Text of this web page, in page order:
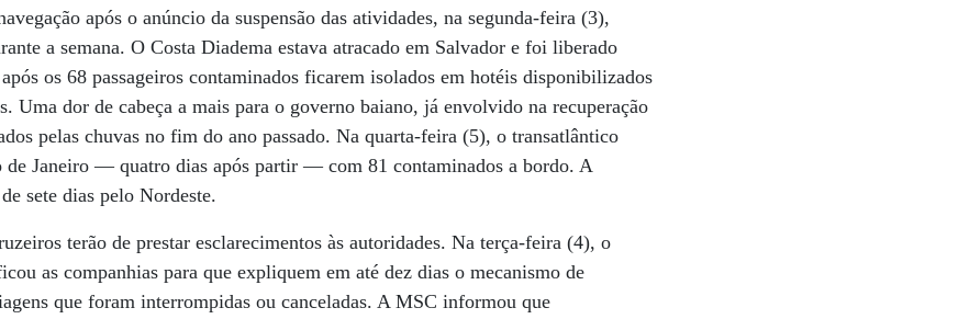
após o anúncio da suspensão das atividades, na segunda-feira (3),
a semana. O Costa Diadema estava atracado em Salvador e foi liberado
os 68 passageiros contaminados ficarem isolados em hotéis disponibilizados
Uma dor de cabeça a mais para o governo baiano, já envolvido na recuperação
pelas chuvas no fim do ano passado. Na quarta-feira (5), o transatlântico
de Janeiro — quatro dias após partir — com 81 contaminados a bordo. A
sete dias pelo Nordeste.
terão de prestar esclarecimentos às autoridades. Na terça-feira (4), o
as companhias para que expliquem em até dez dias o mecanismo de
que foram interrompidas ou canceladas. A MSC informou que